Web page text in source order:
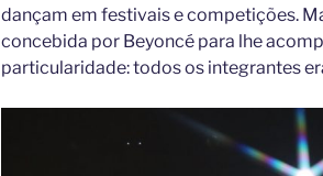
dançam em festivais e competições.
concebida por Beyoncé para lhe
particularidade: todos os integrantes